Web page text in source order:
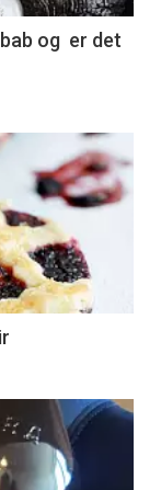
og er det